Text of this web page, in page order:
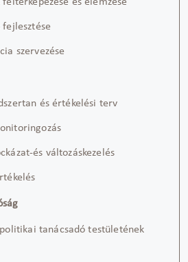
fejlesztése
szervezése
és értékelési terv
és változáskezelés
tanácsadó testületének